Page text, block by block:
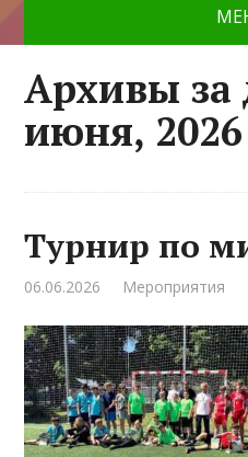
Архивы за
июня, 2026
Турнир по
06.06.2026 Мероприятия